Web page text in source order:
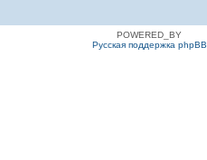
POWERED_BY
Русская поддержка phpBB